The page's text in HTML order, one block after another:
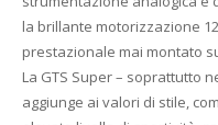
la brillante motorizzazione
prestazionale mai montato
La GTS Super – soprattutto
aggiunge ai valori di stile,